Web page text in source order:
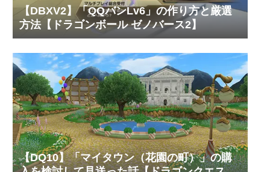
【DBXV2】「QQバンLv6」の作り方と厳選
方法【ドラゴンボール ゼノバース2】
【DQ10】「マイタウン（花園の町）」の購